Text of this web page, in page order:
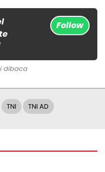
Follow
dibaca
TNI TNI AD